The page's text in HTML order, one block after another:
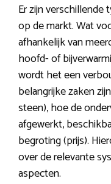
Er zijn
op de markt. Wat
afhankelijk van
hoofd- of
wordt het een
belangrijke zaken
steen), hoe de
afgewerkt,
begroting (prijs).
over de relevante
aspecten.